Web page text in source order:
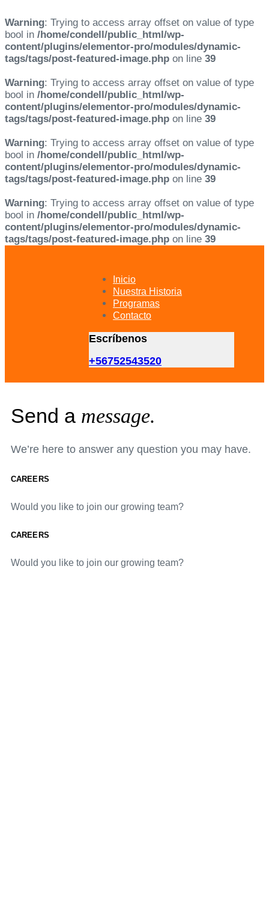
Warning: Trying to access array offset on value of type
bool in /home/condell/public_html/wp-
content/plugins/elementor-pro/modules/dynamic-
tags/tags/post-featured-image.php on line 39
Warning: Trying to access array offset on value of type
bool in /home/condell/public_html/wp-
content/plugins/elementor-pro/modules/dynamic-
tags/tags/post-featured-image.php on line 39
Warning: Trying to access array offset on value of type
bool in /home/condell/public_html/wp-
content/plugins/elementor-pro/modules/dynamic-
tags/tags/post-featured-image.php on line 39
Warning: Trying to access array offset on value of type
bool in /home/condell/public_html/wp-
content/plugins/elementor-pro/modules/dynamic-
tags/tags/post-featured-image.php on line 39
Inicio
Nuestra Historia
Programas
Contacto
Escríbenos
+56752543520
Send a message.
We’re here to answer any question you may have.
CAREERS
Would you like to join our growing team?
CAREERS
Would you like to join our growing team?